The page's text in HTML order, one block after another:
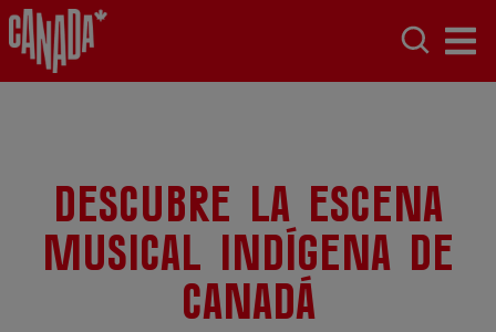
Descubre la escena
musical indígena de
Canadá